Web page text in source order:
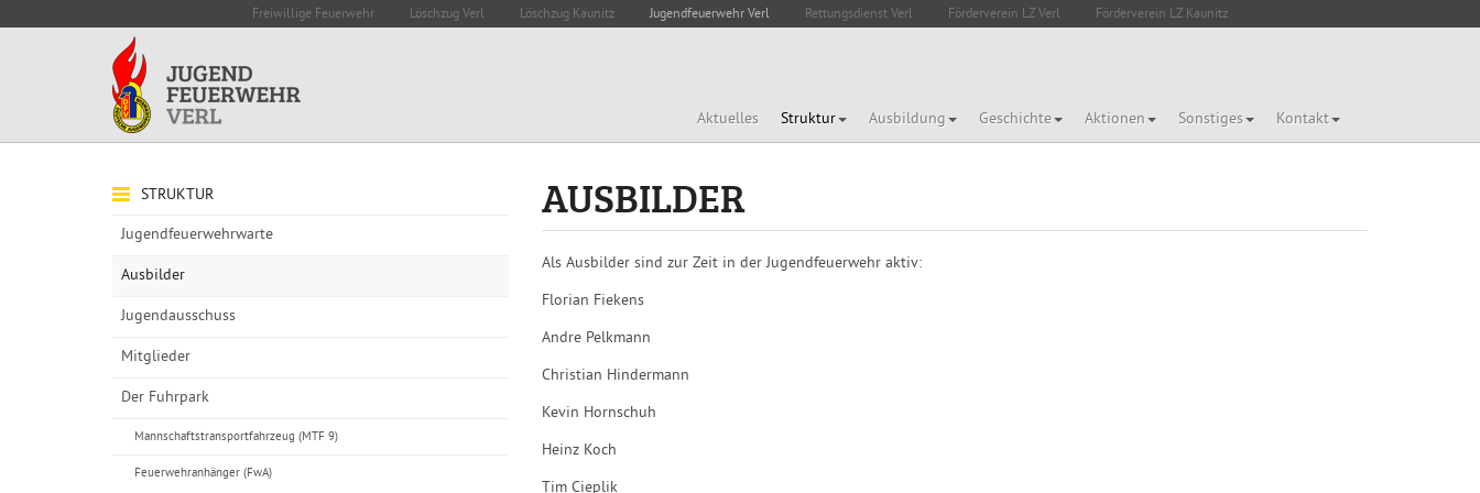
Freiwillige Feuerwehr Löschzug Verl Löschzug Kaunitz Jugendfeuerwehr Verl Rettungsdienst Verl Förderverein LZ Verl Förderverein LZ Kaunitz
Aktuelles Struktur Ausbildung Geschichte Aktionen Sonstiges Kontakt
STRUKTUR
Jugendfeuerwehrwarte
Ausbilder
Jugendausschuss
Mitglieder
Der Fuhrpark
Mannschaftstransportfahrzeug (MTF 9)
Feuerwehranhänger (FwA)
AUSBILDER
Als Ausbilder sind zur Zeit in der Jugendfeuerwehr aktiv:
Florian Fiekens
Andre Pelkmann
Christian Hindermann
Kevin Hornschuh
Heinz Koch
Tim Cieplik